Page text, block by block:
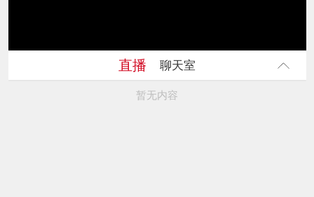
直播 聊天室
暂无内容